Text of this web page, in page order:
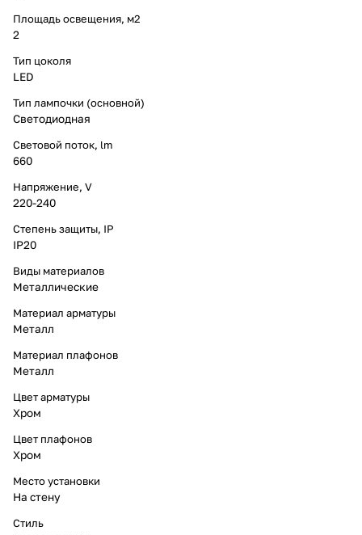
Площадь освещения, м2
2
Тип цоколя
LED
Тип лампочки (основной)
Светодиодная
Световой поток, lm
660
Напряжение, V
220-240
Степень защиты, IP
IP20
Виды материалов
Металлические
Материал арматуры
Металл
Материал плафонов
Металл
Цвет арматуры
Хром
Цвет плафонов
Хром
Место установки
На стену
Стиль